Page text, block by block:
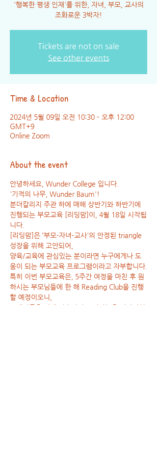
'행복한 평생 인재'를 위한, 자녀, 부모, 교사의
조화로운 3박자!
Tickets are not on sale
See other events
Time & Location
2024년 5월 09일 오전 10:30 – 오후 12:00
GMT+9
Online Zoom
About the event
안녕하세요, Wunder College 입니다.
'기적의 나무, Wunder Baum'!
분더칼리지 주관 하에 매해 상반기와 하반기에
진행되는 부모교육 [리딩맘]이, 4월 18일 시작됩
니다.
[리딩맘]은 ‘부모-자녀-교사'의 안정된 triangle
성장을 위해 고안되어,
양육/교육에 관심있는 분이라면 누구에게나 도
움이 되는 부모교육 프로그램이라고 자부합니다.
특히 이번 부모교육은, 5주간 여정을 마친 후 원
하시는 부모님들에 한 해 Reading Club을 진행
할 예정이오니,
교재완독을 위해 지속적인 도서나눔을 기다리셨